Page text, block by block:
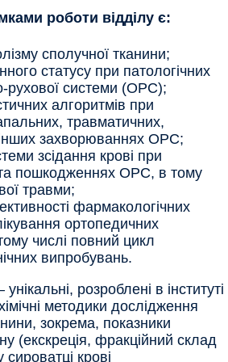
роботи відділу є:
сполучної тканини;
статусу при патологічних
рухової системи (ОРС);
алгоритмів при
травматичних,
інших захворюваннях ОРС;
зсідання крові при
пошкодженнях ОРС, в тому
травми;
фармакологічних
ортопедичних
числі повний цикл
випробувань.
розроблені в інституті
методики дослідження
зокрема, показники
(екскреція, фракційний склад
сироватці крові